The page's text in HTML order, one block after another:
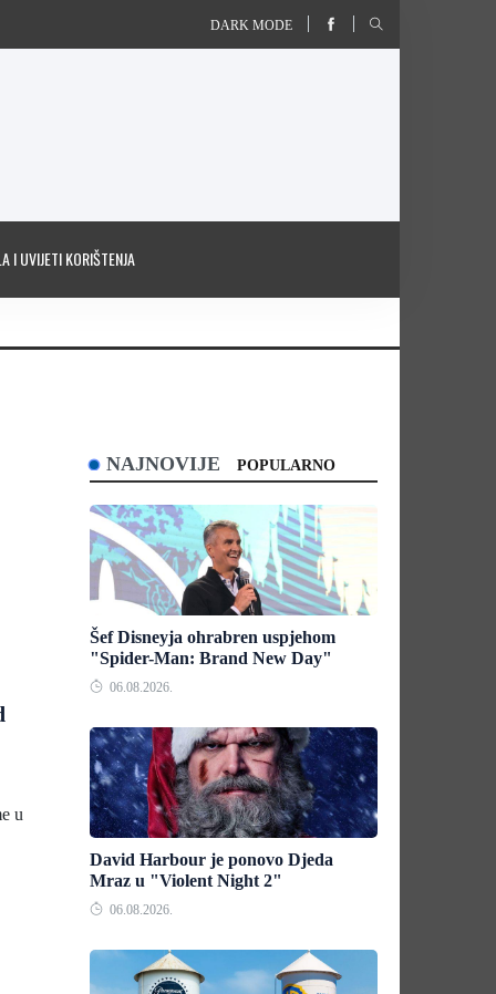
DARK MODE
I UVIJETI KORIŠTENJA
u
NAJNOVIJE POPULARNO
Šef Disneyja ohrabren uspjehom
"Spider-Man: Brand New Day"
06.08.2026.
David Harbour je ponovo Djeda
Mraz u "Violent Night 2"
06.08.2026.